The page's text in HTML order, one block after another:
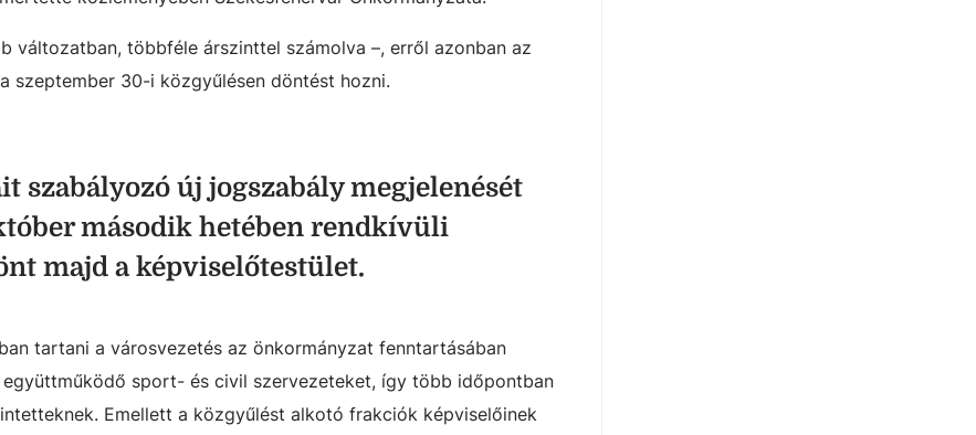
változatban, többféle árszinttel számolva –, erről azonban az
szeptember 30-i közgyűlésen döntést hozni.
szabályozó új jogszabály megjelenését
második hetében rendkívüli
majd a képviselőtestület.
tartani a városvezetés az önkormányzat fenntartásában
sport- és civil szervezeteket, így több időpontban
Emellett a közgyűlést alkotó frakciók képviselőinek